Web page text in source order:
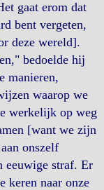
gaat erom dat
bent vergeten,
deze wereld].
bedoelde hij
manieren,
waarop we
werkelijk op weg
[want we zijn
onszelf
eeuwige straf. Er
keren naar onze